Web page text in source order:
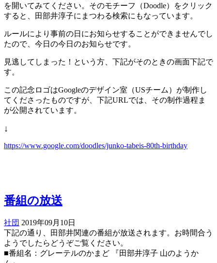
を開いてみてください。そのモチーフ（Doodle）をクリック
すると、田部井淳子にまつわる検索にもなっています。
ルールにより事前の日にお知らせすることができませんでし
たので、今日の今日のお知らせです。
見逃してしまった！という方、下記がそのときの画面下記で
す。
この記念ロゴはGoogleのデザイン室（USチーム）が制作し
てくださったものですが、下記URLでは、その制作過程ま
が公開されています。
↓
https://www.google.com/doodles/junko-tabeis-80th-birthday
番組の放送
社団 2019年09月10日
下記の通り、田部井関連の番組が放送されます。お時間合う
ようでしたらどうぞご覧ください。
■番組名：グレーテルのかまど 『田部井淳子 山のようか